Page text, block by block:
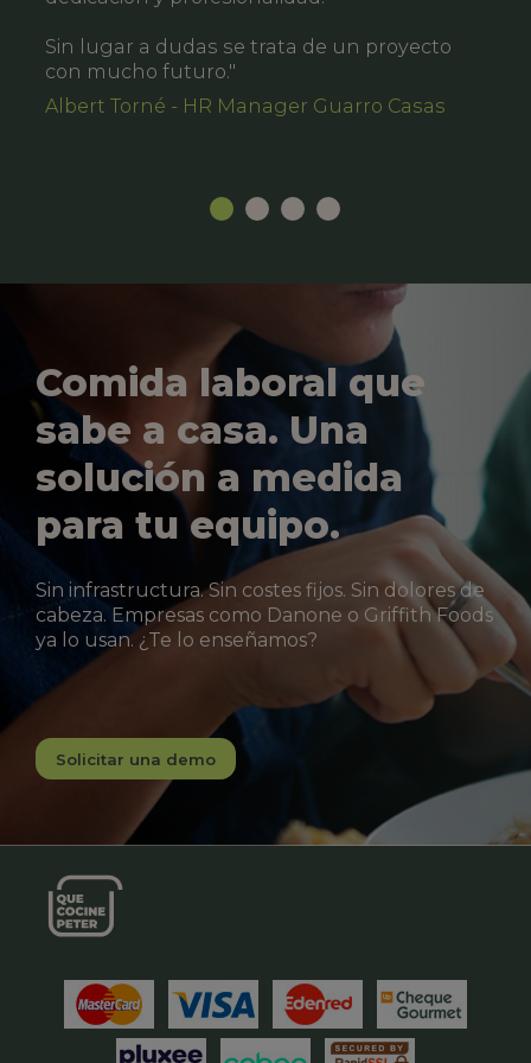
Sin lugar a dudas se trata de un proyecto
con mucho futuro."
Albert Torné - HR Manager Guarro Casas
Comida laboral que
sabe a casa. Una
solución a medida
para tu equipo.
Sin infrastructura. Sin costes fijos. Sin dolores de
cabeza. Empresas como Danone o Griffith Foods
ya lo usan. ¿Te lo enseñamos?
Solicitar una demo